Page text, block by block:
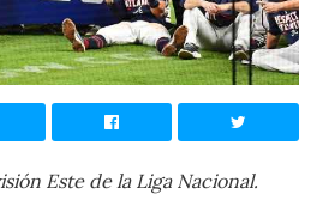
Este de la Liga Nacional.